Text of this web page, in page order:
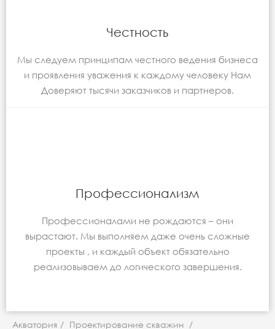
Честность
Мы следуем принципам честного ведения бизнеса
и проявления уважения к каждому человеку Нам
Доверяют тысячи заказчиков и партнеров.
Профессионализм
Профессионалами не рождаются – они
вырастают. Мы выполняем даже очень сложные
проекты , и каждый объект обязательно
реализовываем до логического завершения.
Акватория / Проектирование скважин /